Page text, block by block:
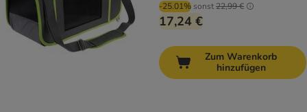
-25.01% sonst22,99 €
17,24 €
Zum Warenkorb
hinzufügen